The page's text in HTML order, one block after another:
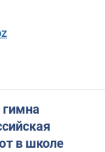
гимна
в школе